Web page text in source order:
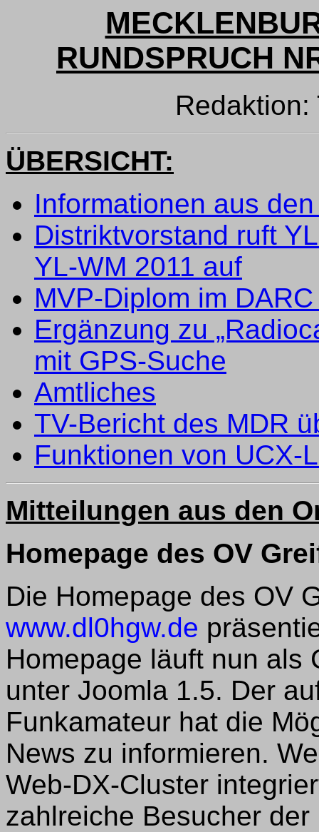
RUNDSPRUCH
Redaktion:
ÜBERSICHT:
Informationen aus
Distriktvorstand ruft
YL-WM 2011 auf
MVP-Diplom im
Ergänzung zu
mit GPS-Suche
Amtliches
TV-Bericht des MDR
Funktionen von UCX-
Mitteilungen aus den
Homepage des OV
Die Homepage des OV
www.dl0hgw.de
Homepage läuft nun als
unter Joomla 1.5. Der
Funkamateur hat die
News zu informieren.
Web-DX-Cluster
zahlreiche Besucher der